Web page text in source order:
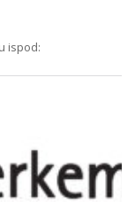
ispod: